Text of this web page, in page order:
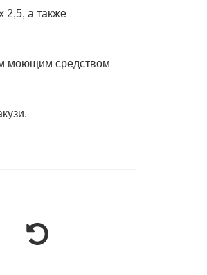
2,5, а также
моющим средством